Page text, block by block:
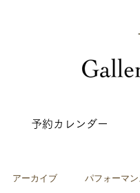
予約カレンダー
アーカイブ パフォーマン